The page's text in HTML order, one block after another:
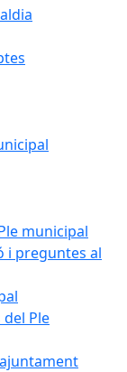
municipal
i preguntes al
del Ple